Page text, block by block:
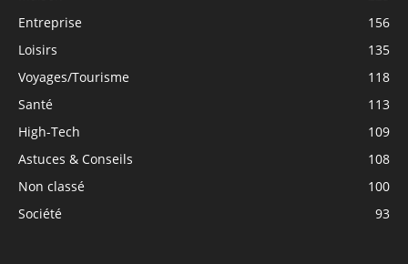
Entreprise
156
Loisirs
135
Voyages/Tourisme
118
Santé
113
High-Tech
109
Astuces & Conseils
108
Non classé
100
Société
93